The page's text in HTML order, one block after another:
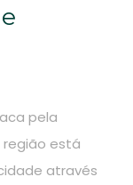
pela
região está
através